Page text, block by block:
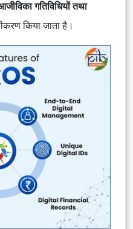
गतिविधियों तथा
किया जाता है।